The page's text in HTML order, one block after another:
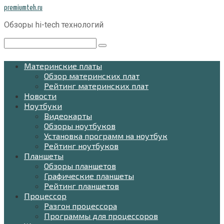
Перейти
контенту
premiumteh.ru
Обзоры hi-tech технологий
Материнские платы
Обзор материнских плат
Рейтинг материнских плат
Новости
Ноутбуки
Видеокарты
Обзоры ноутбуков
Установка программ на ноутбук
Рейтинг ноутбуков
Планшеты
Обзоры планшетов
Графические планшеты
Рейтинг планшетов
Процессор
Разгон процессора
Программы для процессоров